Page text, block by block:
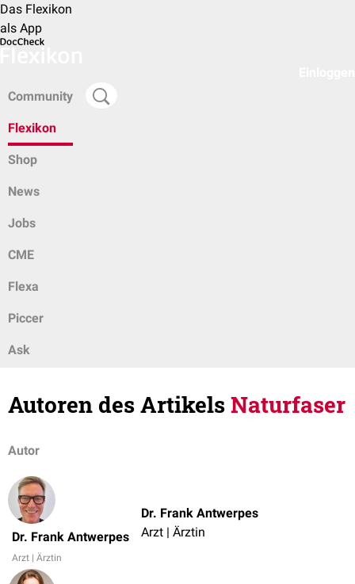
Das Flexikon
als App
Community
Flexikon
Shop
News
Jobs
CME
Flexa
Piccer
Ask
Autoren des ArtikelsNaturfaser
Autor
Dr. Frank Antwerpes
Arzt | Ärztin
Dr. Frank Antwerpes
Arzt | Ärztin